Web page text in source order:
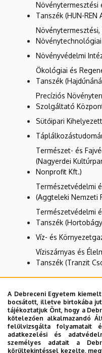
Növénytermesztési
Tanszék (HUN-
Növénytermesztési,
Növényvédelmi
Ökológiai és
Tanszék
Precíziós
Szolgáltató
Sütőipari
Természet- és
(Nagyerdei
Nonprofit Kft.)
Természetvédelmi
(Aggteleki Nemzeti
Természetvédelmi
Tanszék
Víz- és
Víziszárnyas és
Tanszék (Tranzit
Dolgozói
telefonkönyvében|
DE telefonkönyvében
A Debreceni Egyetem
bocsátott, illetve birtokába
tájékoztatjuk Önt, hogy a
kötelezően alkalmazandó
felülvizsgálta folyamatait
adatkezelési és
személyes adatait a
körültekintéssel kezelte,